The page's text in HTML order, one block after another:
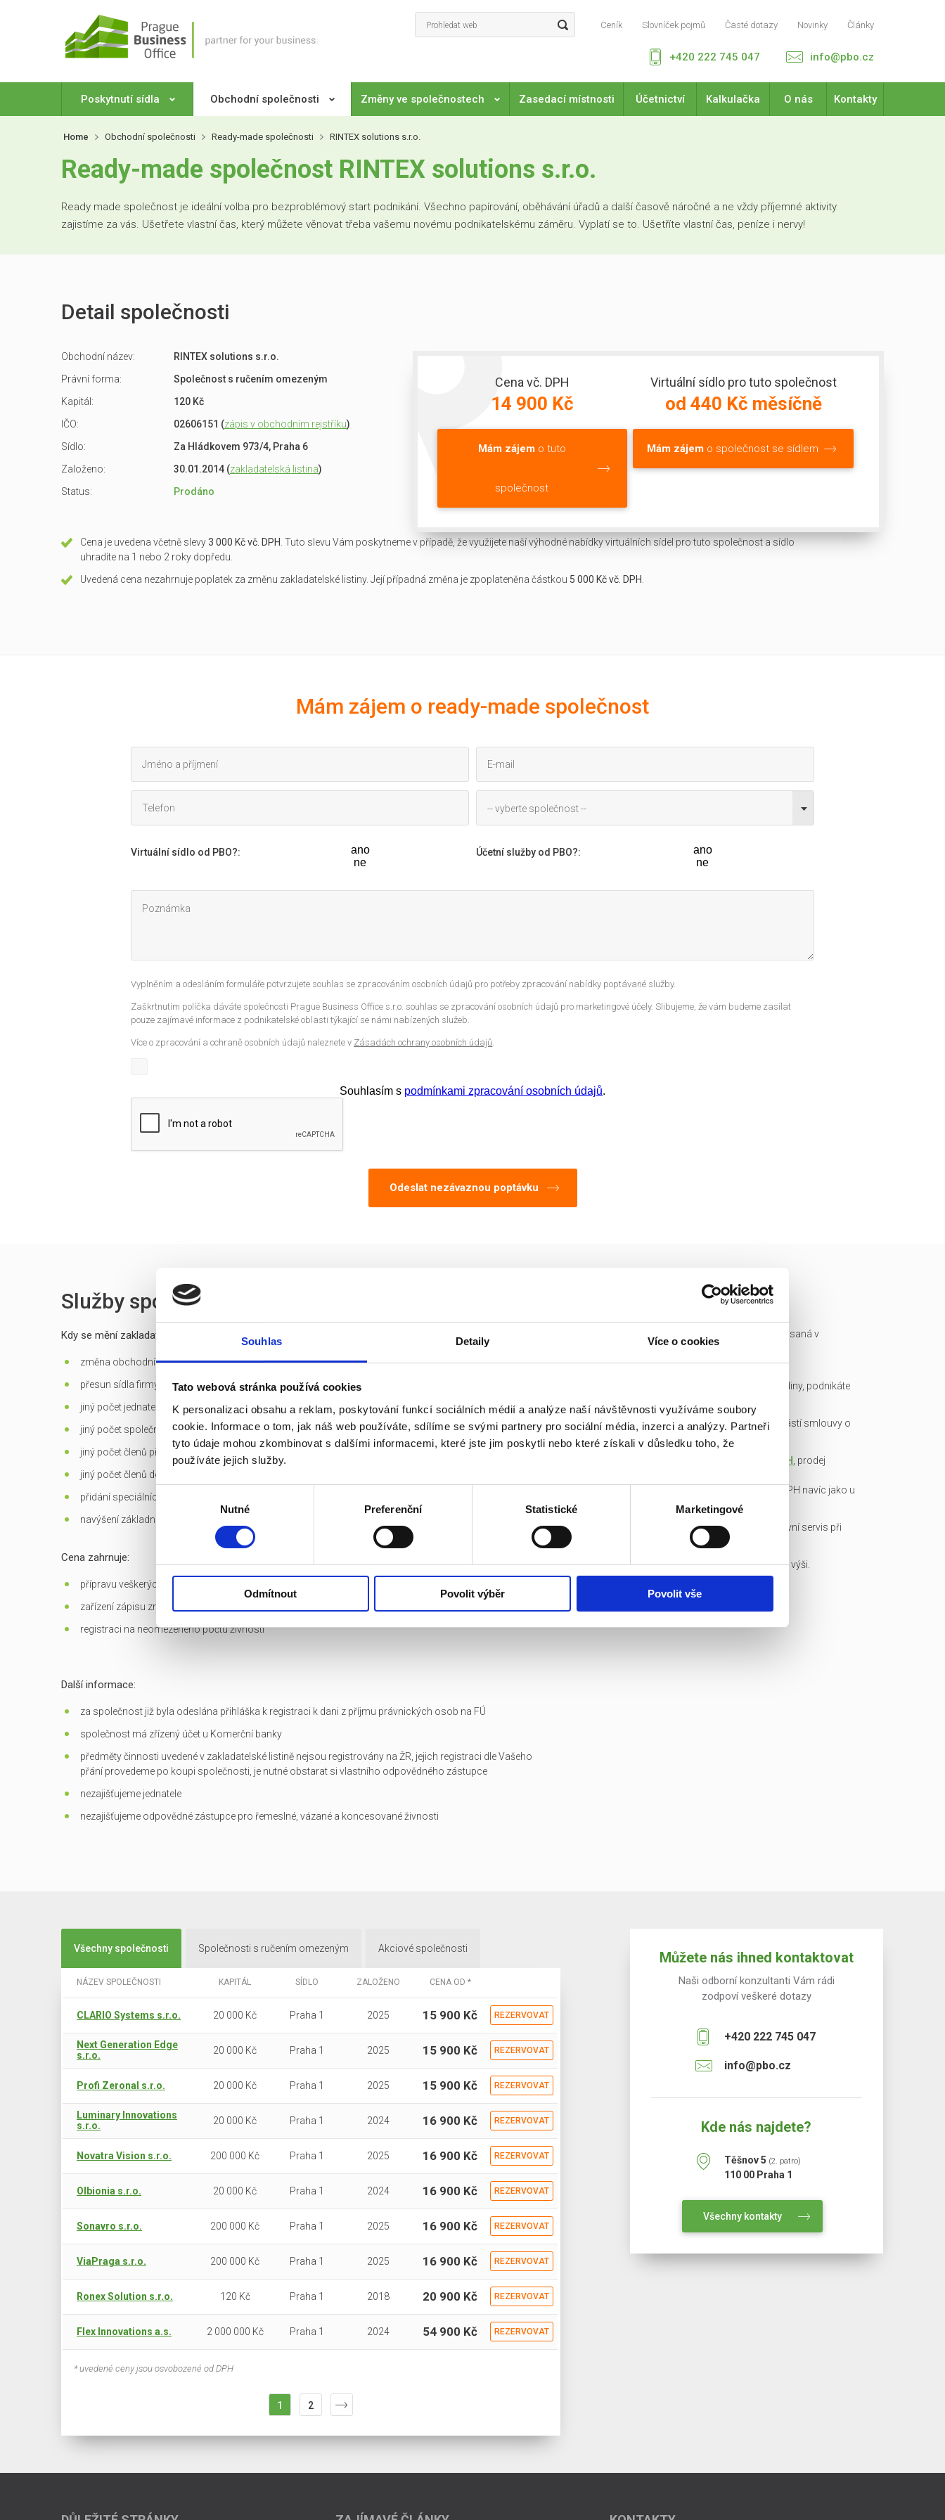
Souhlas Detaily Více o cookies
Tato webová stránka používá cookies
K personalizaci obsahu a reklam, poskytování funkcí sociálních médií a analýze naší návštěvnosti využíváme soubory
cookie. Informace o tom, jak náš web používáte, sdílíme se svými partnery pro sociální média, inzerci a analýzy. Partneři
tyto údaje mohou zkombinovat s dalšími informacemi, které jste jim poskytli nebo které získali v důsledku toho, že
používáte jejich služby.
Výběr
Nutné Preferenční Statistické Marketingové
Odmítnout Povolit výběr Povolit vše
Ceník Slovníček pojmů Časté dotazy Novinky Články
info@pbo.cz
+420 222 745 047
Poskytnutí sídla Obchodní společnosti Změny ve společnostech Zasedací místnosti Účetnictví Kalkulačka O nás Kontakty
Home Obchodní společnosti Ready-made společnosti RINTEX solutions s.r.o.
Ready-made společnost RINTEX solutions s.r.o.
Ready made společnost je ideální volba pro bezproblémový start podnikání. Všechno papírování, oběhávání úřadů a další časově náročné a ne vždy příjemné aktivity
zajistíme za vás. Ušetřete vlastní čas, který můžete věnovat třeba vašemu novému podnikatelskému záměru. Vyplatí se to. Ušetříte vlastní čas, peníze i nervy!
Detail společnosti
Obchodní název:
RINTEX solutions s.r.o.
Právní forma:
Společnost s ručením omezeným
Kapitál:
120 Kč
IČO:
02606151 (zápis v obchodním rejstříku)
Sídlo:
Za Hládkovem 973/4, Praha 6
Založeno:
30.01.2014 (zakladatelská listina)
Status:
Prodáno
Cena vč. DPH
14 900 Kč
Mám zájemo tuto
společnost
Virtuální sídlo pro tuto společnost
od 440 Kč měsíčně
Mám zájem o společnost se sídlem
Cena je uvedena včetně slevy3 000 Kč vč. DPH . Tuto slevu Vám poskytneme v případě, že využijete naší výhodné nabídky virtuálních sídel pro tuto společnost a sídlo
uhradíte na 1 nebo 2 roky dopředu.
Uvedená cena nezahrnuje poplatek za změnu zakladatelské listiny. Její případná změna je zpoplateněna částkou 5 000 Kč vč. DPH
Mám zájem o ready-made společnost
-- vyberte společnost --
Virtuální sídlo od PBO?:
ano
ne
Účetní služby od PBO?:
ano
ne
Vyplněním a odesláním formuláře potvrzujete souhlas se zpracováním osobních údajů pro potřeby zpracování nabídky poptávané služby.
Zaškrtnutím políčka dáváte společnosti Prague Business Office s.r.o. souhlas se zpracování osobních údajů pro marketingové účely. Slibujeme, že vám budeme zasílat
pouze zajímavé informace z podnikatelské oblasti týkající se námi nabízených služeb.
Více o zpracování a ochraně osobních údajů naleznete v Zásadách ochrany osobních údajů.
Souhlasím s podmínkami zpracování osobních údajů.
Služby spojené s prodejem
Kdy se mění zakladatelská listina?
změna obchodní firmy (jména) společnosti
přesun sídla firmy mimo Prahu
jiný počet jednatelů než 1 - u s.r.o.
jiný počet společníků než 1 - jen u s.r.o. založených do roku 2013 včetně
jiný počet členů představenstva než 1 v případě jediného akcionáře, než 3 v případě více akcionářů - u a.s.
jiný počet členů dozorčí rady než 3 - u a.s.
přidání speciálních
navýšení základního kapitálu
Cena zahrnuje:
přípravu veškerých dokumentů potřebných k převodu
zařízení zápisu změn do OR
registraci na neomezeného počtu živností
Další informace:
za společnost již byla odeslána přihláška k registraci k dani z příjmu právnických osob na FÚ
společnost má zřízený účet u Komerční banky
předměty činnosti uvedené v zakladatelské listině nejsou registrovány na ŽR, jejich registraci dle Vašeho
přání provedeme po koupi společnosti, je nutné obstarat si vlastního odpovědného zástupce
nezajišťujeme jednatele
nezajišťujeme odpovědné zástupce pro řemeslné, vázané a koncesované živnosti
Ready made společnost je zapsaná v
obchodním rejstříku a má IČ.
společnosti připravíme do hodiny, podnikáte
Garance bezdlužnosti je součástí smlouvy o
převodu obchodního podílu.
DPH , prodej
osvobozen, není nutné platit DPH navíc jako u
konkurence!
Veškerou administrativu a právní servis při
koupi/přepisu zařídíme my!
Základní kapitál splacen v plné výši.
Všechny společnosti Společnosti s ručením omezeným Akciové společnosti
NÁZEV SPOLEČNOSTI KAPITÁL SÍDLO ZALOŽENO CENA OD *
CLARIO Systems s.r.o. 20 000 Kč Praha 1 2025 15 900 Kč REZERVOVAT
Next Generation Edge
s.r.o.
20 000 Kč Praha 1 2025 15 900 Kč REZERVOVAT
Profi Zeronal s.r.o. 20 000 Kč Praha 1 2025 15 900 Kč REZERVOVAT
Luminary Innovations
s.r.o.
20 000 Kč Praha 1 2024 16 900 Kč REZERVOVAT
Novatra Vision s.r.o. 200 000 Kč Praha 1 2025 16 900 Kč REZERVOVAT
Olbionia s.r.o. 20 000 Kč Praha 1 2024 16 900 Kč REZERVOVAT
Sonavro s.r.o. 200 000 Kč Praha 1 2025 16 900 Kč REZERVOVAT
ViaPraga s.r.o. 200 000 Kč Praha 1 2025 16 900 Kč REZERVOVAT
Ronex Solution s.r.o. 120 Kč Praha 1 2018 20 900 Kč REZERVOVAT
Flex Innovations a.s. 2 000 000 Kč Praha 1 2024 54 900 Kč REZERVOVAT
* uvedené ceny jsou osvobozené od DPH
1 2
Můžete nás ihned kontaktovat
Naši odborní konzultanti Vám rádi
zodpoví veškeré dotazy
+420 222 745 047
info@pbo.cz
Kde nás najdete?
Těšnov 5 (2. patro)
110 00 Praha 1
Všechny kontakty